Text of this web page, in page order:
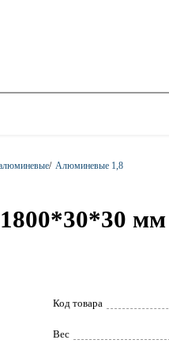
/ Алюминевые 1,8
мм
Код товара
Вес